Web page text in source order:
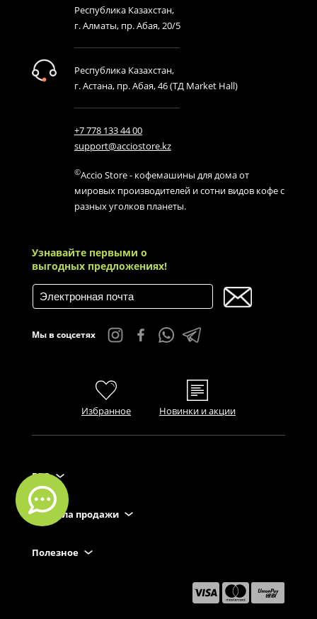
Республика Казахстан,
г. Алматы, пр. Абая, 20/5
Республика Казахстан,
г. Астана, пр. Абая, 46 (ТД Market Hall)
+7 778 133 44 00
support@acciostore.kz
©Accio Store - кофемашины для дома от
мировых производителей и сотни видов кофе с
разных уголков планеты.
Узнавайте первыми о
выгодных предложениях!
Мы в соцсетях
Избранное Новинки и акции
FAQ
Правила продажи
Полезное